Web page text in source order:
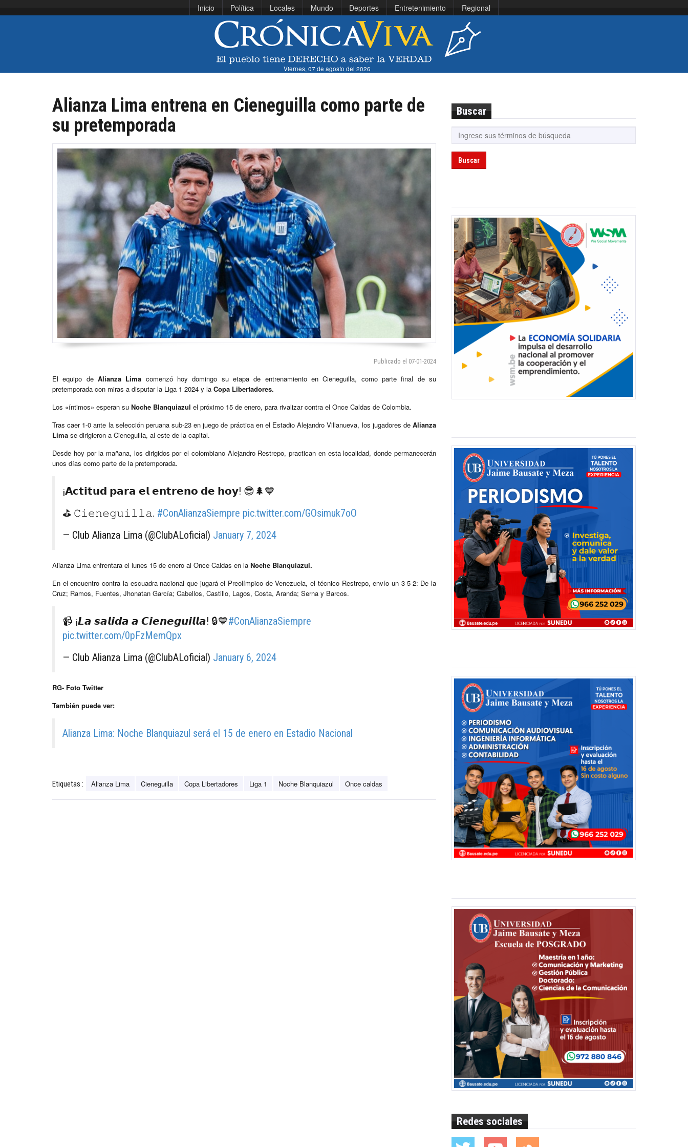
Inicio Política Locales Mundo Deportes Entretenimiento Regional
Viernes, 07 de agosto del 2026
Alianza Lima entrena en Cieneguilla como parte de
su pretemporada
Publicado el 07-01-2024
El equipo de Alianza Lima comenzó hoy domingo su etapa de entrenamiento en Cieneguilla, como parte final de su
pretemporada con miras a disputar la Liga 1 2024 y la Copa Libertadores.
Los «íntimos» esperan su Noche Blanquiazul el próximo 15 de enero, para rivalizar contra el Once Caldas de Colombia.
Tras caer 1-0 ante la selección peruana sub-23 en juego de práctica en el Estadio Alejandro Villanueva, los jugadores de Alianza
Lima se dirigieron a Cieneguilla, al este de la capital.
Desde hoy por la mañana, los dirigidos por el colombiano Alejandro Restrepo, practican en esta localidad, donde permanecerán
unos días como parte de la pretemporada.
¡𝗔𝗰𝘁𝗶𝘁𝘂𝗱 𝗽𝗮𝗿𝗮 𝗲𝗹 𝗲𝗻𝘁𝗿𝗲𝗻𝗼 𝗱𝗲 𝗵𝗼𝘆! 😎🌲💙
⛳️ 𝙲𝚒𝚎𝚗𝚎𝚐𝚞𝚒𝚕𝚕𝚊. #ConAlianzaSiempre pic.twitter.com/GOsimuk7oO
— Club Alianza Lima (@ClubALoficial) January 7, 2024
Alianza Lima enfrentara el lunes 15 de enero al Once Caldas en la Noche Blanquiazul.
En el encuentro contra la escuadra nacional que jugará el Preolímpico de Venezuela, el técnico Restrepo, envío un 3-5-2: De la
Cruz; Ramos, Fuentes, Jhonatan García; Cabellos, Castillo, Lagos, Costa, Aranda; Serna y Barcos.
📹 ¡𝙇𝙖 𝙨𝙖𝙡𝙞𝙙𝙖 𝙖 𝘾𝙞𝙚𝙣𝙚𝙜𝙪𝙞𝙡𝙡𝙖! 🔒💙#ConAlianzaSiempre
pic.twitter.com/0pFzMemQpx
— Club Alianza Lima (@ClubALoficial) January 6, 2024
RG- Foto Twitter
También puede ver:
Alianza Lima: Noche Blanquiazul será el 15 de enero en Estadio Nacional
Etiquetas : Alianza Lima Cieneguilla Copa Libertadores Liga 1 Noche Blanquiazul Once caldas
Buscar
Buscar
Redes sociales